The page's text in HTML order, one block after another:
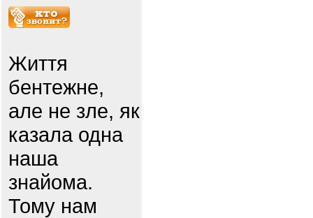
Життя
бентежне,
але не зле, як
казала одна
наша
знайома.
Тому нам